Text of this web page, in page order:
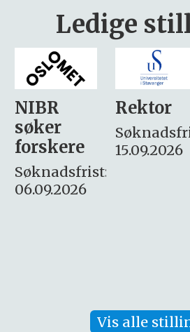
Ledige
Rektor
Søknadsfrist:
15.09.2026
innen
Vis alle